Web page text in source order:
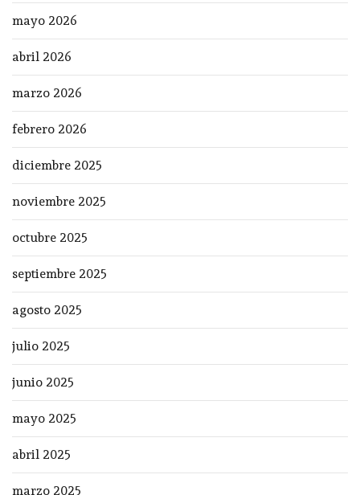
mayo 2026
abril 2026
marzo 2026
febrero 2026
diciembre 2025
noviembre 2025
octubre 2025
septiembre 2025
agosto 2025
julio 2025
junio 2025
mayo 2025
abril 2025
marzo 2025